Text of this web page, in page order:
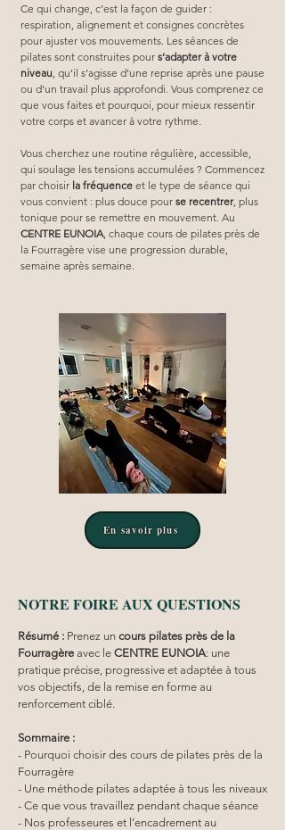
Ce qui change, c’est la façon de guider :
respiration, alignement et consignes concrètes
pour ajuster vos mouvements. Les séances de
pilates sont construites pour s’adapter à votre
niveau , qu’il s’agisse d’une reprise après une pause
ou d’un travail plus approfondi. Vous comprenez ce
que vous faites et pourquoi, pour mieux ressentir
votre corps et avancer à votre rythme.
Vous cherchez une routine régulière, accessible,
qui soulage les tensions accumulées ? Commencez
par choisir la fréquence et le type de séance qui
vous convient : plus douce pour se recentrer, plus
tonique pour se remettre en mouvement. Au
CENTRE EUNOIA, chaque cours de pilates près de
la Fourragère vise une progression durable,
semaine après semaine.
En savoir plus
NOTRE FOIRE AUX QUESTIONS
Résumé : Prenez un cours pilates près de la
Fourragère avec le CENTRE EUNOIA: une
pratique précise, progressive et adaptée à tous
vos objectifs, de la remise en forme au
renforcement ciblé.
Sommaire :
- Pourquoi choisir des cours de pilates près de la
Fourragère
- Une méthode pilates adaptée à tous les niveaux
- Ce que vous travaillez pendant chaque séance
- Nos professeures et l’encadrement au